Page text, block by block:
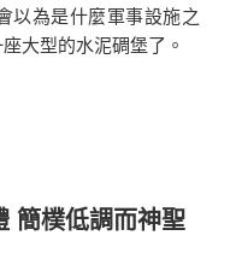
為是什麼軍事設施之
大型的水泥碉堡了。
簡樸低調而神聖